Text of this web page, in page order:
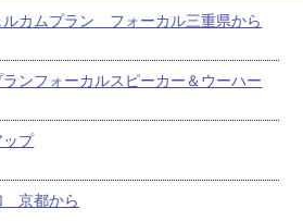
ルカムプラン フォーカル三重県から
ランフォーカルスピーカー＆ウーハー
ップ
京都から